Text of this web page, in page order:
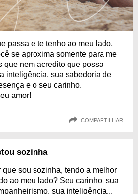
passa e te tenho ao meu lado,
se aproxima somente para me
que nem acredito que possa
inteligência, sua sabedoria de
e o seu carinho.
amor!
COMPARTILHAR
sozinha
sou sozinha, tendo a melhor
ao meu lado? Seu carinho, sua
sua inteligência...